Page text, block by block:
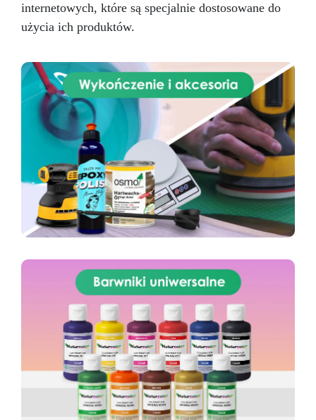
internetowych, które są specjalnie dostosowane do
użycia ich produktów.